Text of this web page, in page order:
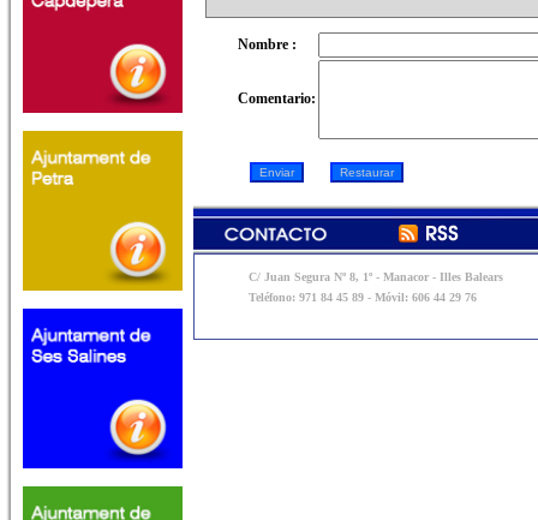
Nombre :
Comentario:
C/ Juan Segura Nº 8, 1º - Manacor - Illes Balears
Teléfono: 971 84 45 89 - Móvil: 606 44 29 76